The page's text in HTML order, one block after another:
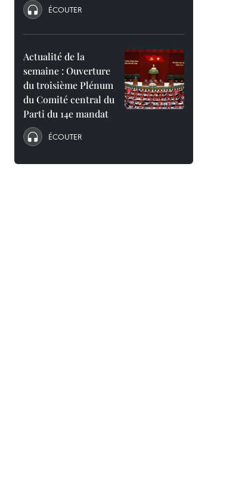
ÉCOUTER
Actualité de la
semaine : Ouverture
du troisième Plénum
du Comité central du
Parti du 14e mandat
ÉCOUTER